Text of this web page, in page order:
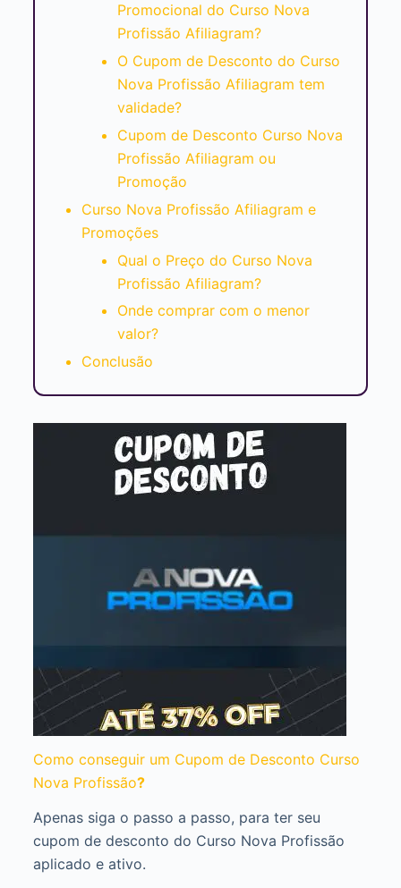
Promocional do Curso Nova
Profissão Afiliagram?
O Cupom de Desconto do Curso
Nova Profissão Afiliagram tem
validade?
Cupom de Desconto Curso Nova
Profissão Afiliagram ou
Promoção
Curso Nova Profissão Afiliagram e
Promoções
Qual o Preço do Curso Nova
Profissão Afiliagram?
Onde comprar com o menor
valor?
Conclusão
Como conseguir um Cupom de Desconto Curso
Nova Profissão?
Apenas siga o passo a passo, para ter seu
cupom de desconto do Curso Nova Profissão
aplicado e ativo.